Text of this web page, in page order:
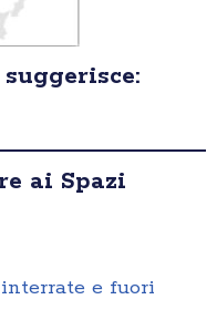
ai Spazi
e fuori